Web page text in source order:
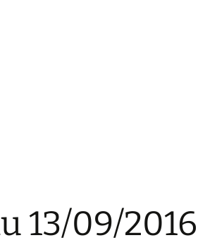
13/09/2016